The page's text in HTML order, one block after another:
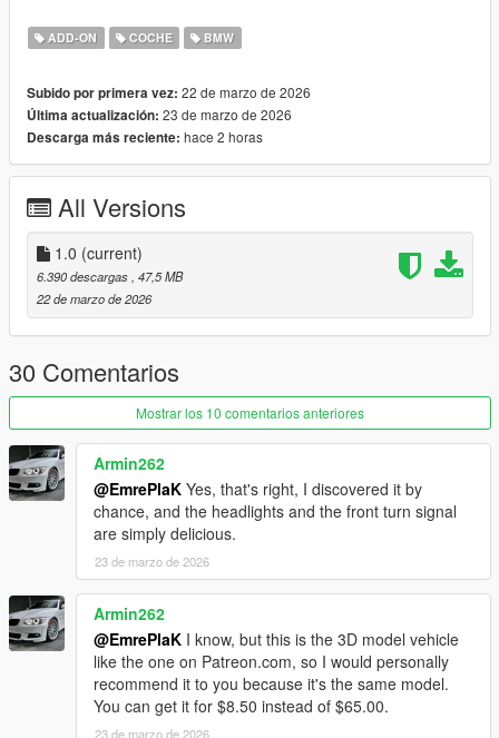
- Tintable Windows
- Realistic Mirrors
Installation for add-on:
1. Drag the folder emreucar_bmw320i_e92) into dlcpacks
(mods>update>x64>dlcpacks)
add this line under the previous line:
dlcpacks:/emreucar_bmw320i_e92/
3. Save and Enjoy!
Spawn name: emreucar_bmw320i_e92
Credits:
3DModel Base:
https://www.beamng.com/threads/bmw-3-series-e92-
hotfix.85847/
ADD-ON COCHE BMW
Subido por primera vez: 22 de marzo de 2026
Última actualización: 23 de marzo de 2026
Descarga más reciente: hace 2 horas
All Versions
1.0 (current)
6.390 descargas , 47,5 MB
22 de marzo de 2026
30 Comentarios
Mostrar los 10 comentarios anteriores
Armin262
@EmrePlaK Yes, that's right, I discovered it by
chance, and the headlights and the front turn signal
are simply delicious.
23 de marzo de 2026
Armin262
@EmrePlaK I know, but this is the 3D model vehicle
like the one on Patreon.com, so I would personally
recommend it to you because it's the same model.
You can get it for $8.50 instead of $65.00.
23 de marzo de 2026